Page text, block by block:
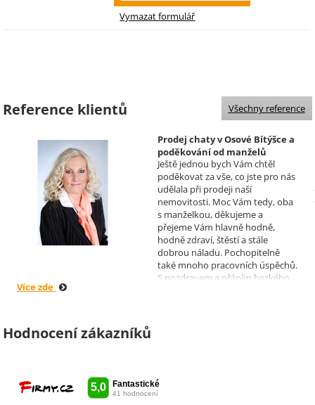
Reference klientů
Prodej chaty v Osové Bítýšce a
poděkování od manželů
Kovandových
Realizoval makléř: Sylva
Čadová
Ještě jednou bych Vám chtěl
poděkovat za vše, co jste pro nás
udělala při prodeji naší
nemovitosti. Moc Vám tedy, oba
s manželkou, děkujeme a
přejeme Vám hlavně hodně,
hodně zdraví, štěstí a stále
dobrou náladu. Pochopitelně
také mnoho pracovních úspěchů.
S pozdravem a přáním hezkého
Více zde
Všechny reference
Hodnocení zákazníků